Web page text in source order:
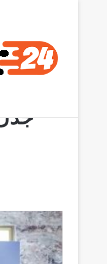
أخبار عاجلة